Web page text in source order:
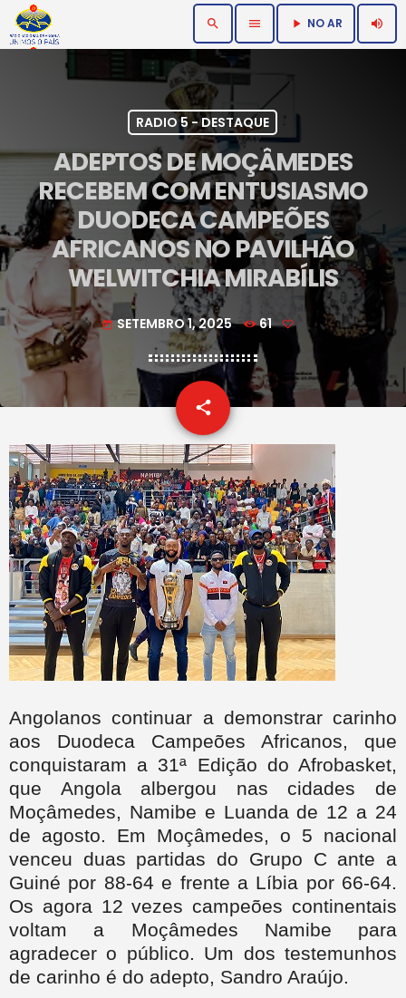
search menu play_arrow NO AR volume_up
RADIO 5 - DESTAQUE
ADEPTOS DE MOÇÂMEDES
RECEBEM COM ENTUSIASMO
DUODECA CAMPEÕES
AFRICANOS NO PAVILHÃO
WELWITCHIA MIRABÍLIS
today SETEMBRO 1, 2025 61
share
email
Angolanos continuar a demonstrar carinho
aos Duodeca Campeões Africanos, que
conquistaram a 31ª Edição do Afrobasket,
que Angola albergou nas cidades de
Moçâmedes, Namibe e Luanda de 12 a 24
de agosto. Em Moçâmedes, o 5 nacional
venceu duas partidas do Grupo C ante a
Guiné por 88-64 e frente a Líbia por 66-64.
Os agora 12 vezes campeões continentais
voltam a Moçâmedes Namibe para
agradecer o público. Um dos testemunhos
de carinho é do adepto, Sandro Araújo.